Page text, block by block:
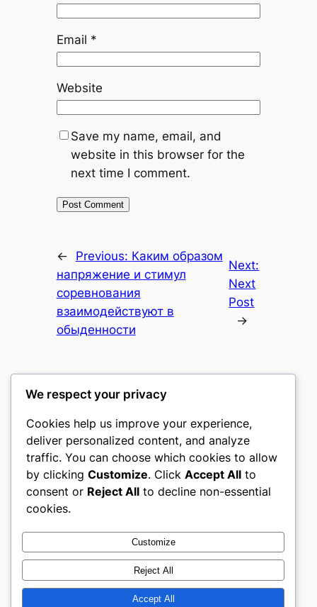
Email *
Website
Save my name, email, and
website in this browser for the
next time I comment.
← Previous: Каким образом
напряжение и стимул
соревнования
взаимодействуют в
обыденности
Next:
Next
Post
→
Fundația Tradiții Sănătoase
My WordPress Blog
About
Careers
Privacy
Terms and Conditions
Contact Us
Social
Twitter/X
We respect your privacy
Cookies help us improve your experience,
deliver personalized content, and analyze
traffic. You can choose which cookies to allow
by clicking Customize. Click Accept All to
consent or Reject All to decline non-essential
cookies.
Customize
Reject All
Accept All